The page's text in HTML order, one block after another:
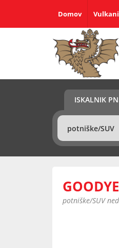
Domov
ISKALNIK
potniške/SUV